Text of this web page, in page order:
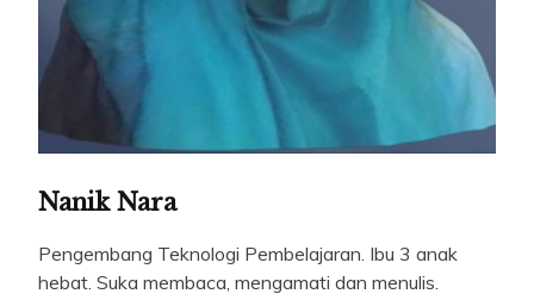
Nanik Nara
Pengembang Teknologi Pembelajaran. Ibu 3 anak
hebat. Suka membaca, mengamati dan menulis.